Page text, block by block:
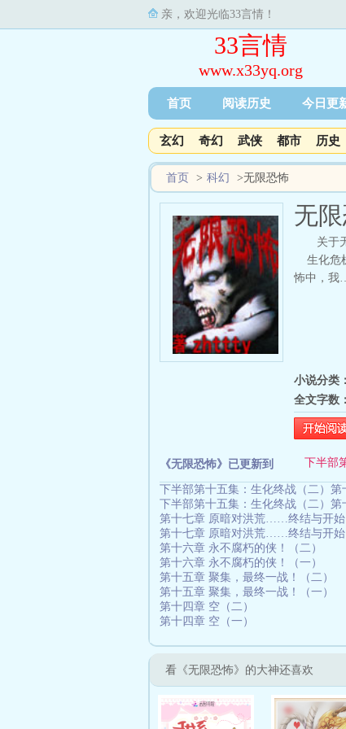
亲，欢迎光临33言情！
33言情
www.x33yq.org
首页 阅读历史 今日更
玄幻 奇幻 武侠 都市 历史
首页 > 科幻 >无限恐怖
无
关于
生化危
怖中，我
小说分类：
全文字数：
《无限恐怖》已更新到 下半部
下半部第十五集：生化终战（二）
下半部第十五集：生化终战（二）
第十七章 原暗对洪荒……终结与开始
第十七章 原暗对洪荒……终结与开始
第十六章 永不腐朽的侠！（二）
第十六章 永不腐朽的侠！（一）
第十五章 聚集，最终一战！（二）
第十五章 聚集，最终一战！（一）
第十四章 空（二）
第十四章 空（一）
看《无限恐怖》的大神还喜欢